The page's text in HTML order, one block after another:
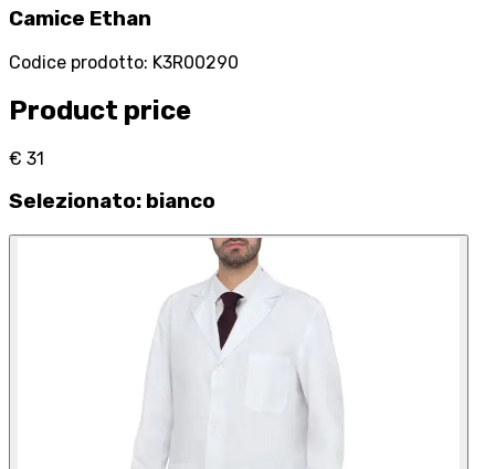
Camice Ethan
Codice prodotto: K3R00290
Product price
€ 31
Selezionato: bianco